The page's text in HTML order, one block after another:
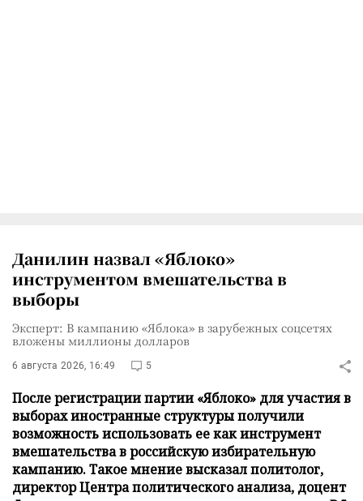
Данилин назвал «Яблоко»
инструментом вмешательства в
выборы
Эксперт: В кампанию «Яблока» в зарубежных соцсетях
вложены миллионы долларов
6 августа 2026, 16:49 5
После регистрации партии «Яблоко» для участия в
выборах иностранные структуры получили
возможность использовать ее как инструмент
вмешательства в российскую избирательную
кампанию. Такое мнение высказал политолог,
директор Центра политического анализа, доцент